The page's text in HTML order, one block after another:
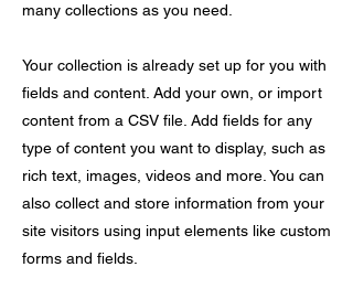
many collections as you need.
Your collection is already set up for you with
fields and content. Add your own, or import
content from a CSV file. Add fields for any
type of content you want to display, such as
rich text, images, videos and more. You can
also collect and store information from your
site visitors using input elements like custom
forms and fields.